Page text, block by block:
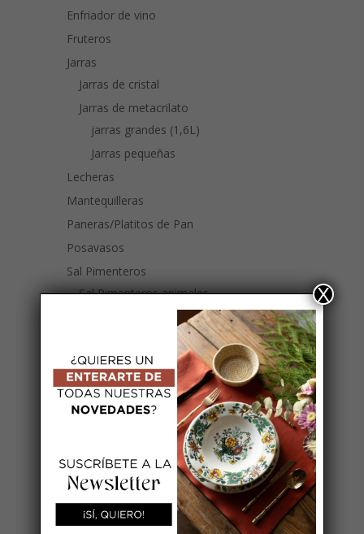
Enfriador de vino
Fruteros
Jarras
Jarras de cristal
Jarras de metacrilato
jarras grandes (1,6L)
Jarras pequeñas
Lecheras
Mantequilleras
Paneras/Platitos de Pan
Posavasos
Sal Pimenteros
Sal Pimenteros animales
Vasos
Cristal
Vasos Metacrilato
Abridores
Cuberterías Italianas
Cuberterías Francesas
Cubiertos de Aperitivo
X